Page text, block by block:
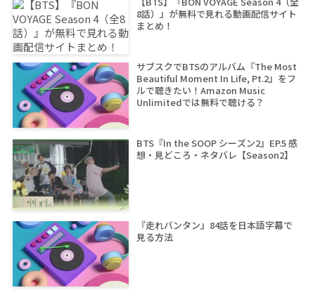
8話）』が無料で見れる動画配信サイト
まとめ！
サブスクでBTSのアルバム『The Most
Beautiful Moment In Life, Pt.2』をフ
ルで聴きたい！Amazon Music
Unlimitedでは無料で聴ける？
BTS『In the SOOP シーズン2』EP.5 感
想・見どころ・ネタバレ【Season2】
『走れバンタン』84話を日本語字幕で
見る方法